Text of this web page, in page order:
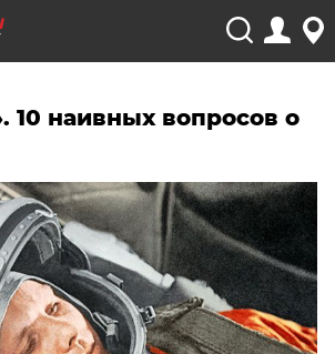
10 наивных вопросов о